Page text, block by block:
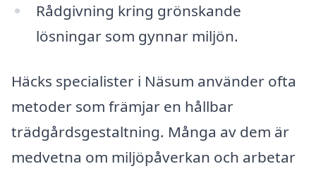
Rådgivning kring grönskande
lösningar som gynnar miljön.
Häcks specialister i Näsum använder ofta
metoder som främjar en hållbar
trädgårdsgestaltning. Många av dem är
medvetna om miljöpåverkan och arbetar